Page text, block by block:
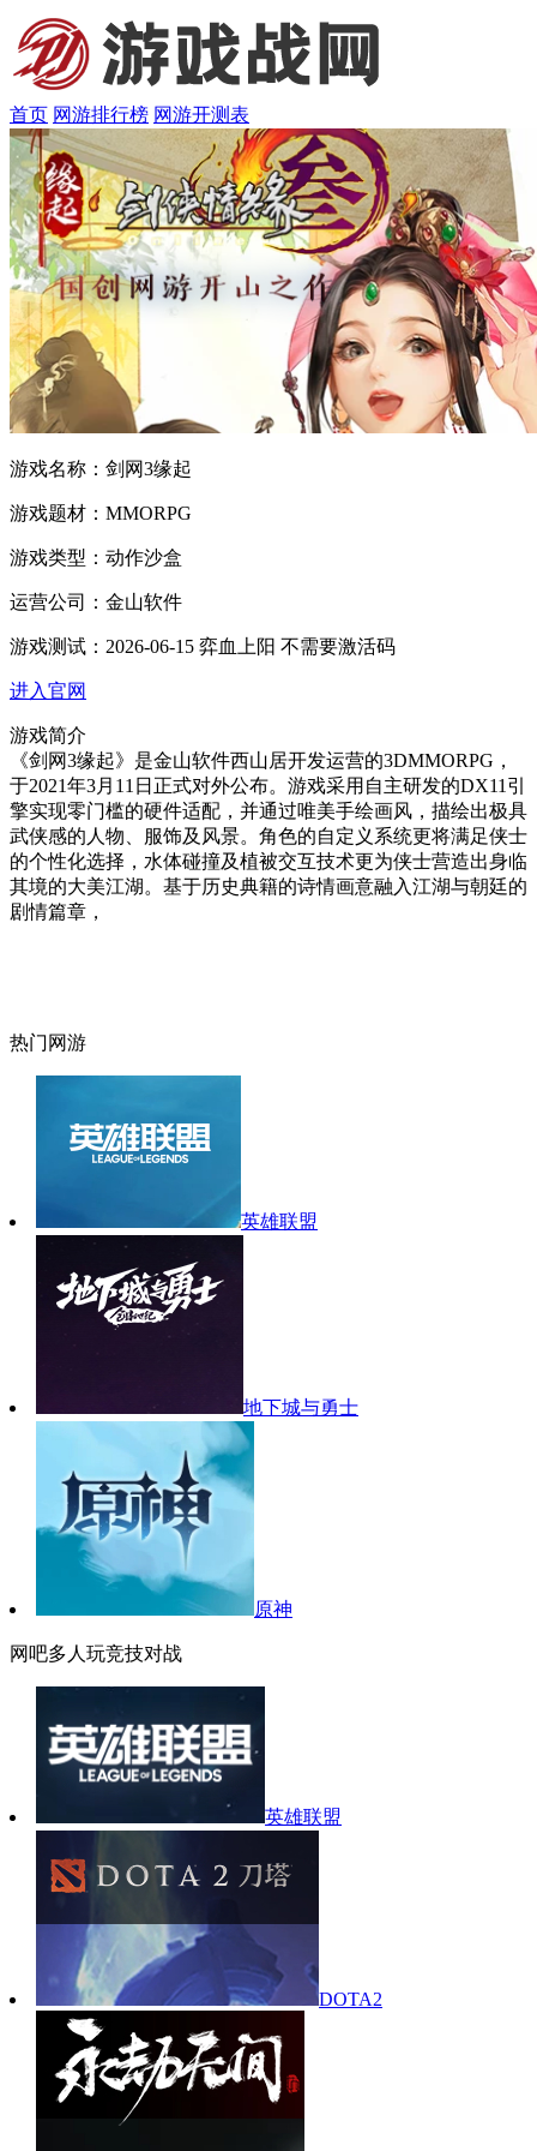
首页 网游排行榜 网游开测表
游戏名称： 剑网3缘起
游戏题材： MMORPG
游戏类型： 动作沙盒
运营公司： 金山软件
游戏测试： 2026-06-15 弈血上阳 不需要激活码
进入官网
游戏简介
《剑网3缘起》是金山软件西山居开发运营的3DMMORPG，
于2021年3月11日正式对外公布。游戏采用自主研发的DX11引
擎实现零门槛的硬件适配，并通过唯美手绘画风，描绘出极具
武侠感的人物、服饰及风景。角色的自定义系统更将满足侠士
的个性化选择，水体碰撞及植被交互技术更为侠士营造出身临
其境的大美江湖。基于历史典籍的诗情画意融入江湖与朝廷的
剧情篇章，
热门网游
英雄联盟
地下城与勇士
原神
网吧多人玩竞技对战
英雄联盟
DOTA2